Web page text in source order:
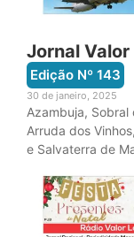
Jornal
Edição Nº 143
30 de janeiro, 2025
Azambuja, Sobral
Arruda dos
e Salvaterra de